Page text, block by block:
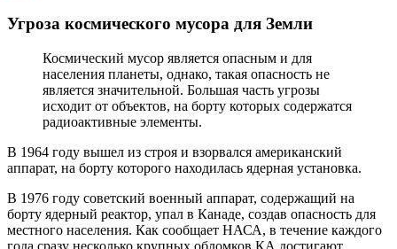
Угроза космического мусора для Земли
Космический мусор является опасным и для
населения планеты, однако, такая опасность не
является значительной. Большая часть угрозы
исходит от объектов, на борту которых содержатся
радиоактивные элементы.
В 1964 году вышел из строя и взорвался американский
аппарат, на борту которого находилась ядерная установка.
В 1976 году советский военный аппарат, содержащий на
борту ядерный реактор, упал в Канаде, создав опасность для
местного населения. Как сообщает НАСА, в течение каждого
года сразу несколько крупных обломков КА достигают